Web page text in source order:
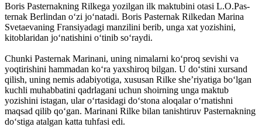
Boris Pasternakning Rilkega yozilgan ilk maktubini otasi L.O.Pas-
ternak Berlindan o‘zi jo‘natadi. Boris Pasternak Rilkedan Marina
Svetaevaning Fransiyadagi manzilini berib, unga xat yozishini,
kitoblaridan jo‘natishini o‘tinib so‘raydi.
Chunki Pasternak Marinani, uning nimalarni ko‘proq sevishi va
yoqtirishini hammadan ko‘ra yaxshiroq bilgan. U do‘stini xursand
qilish, uning nemis adabiyotiga, xususan Rilke she’riyatiga bo‘lgan
kuchli muhabbatini qadrlagani uchun shoirning unga maktub
yozishini istagan, ular o‘rtasidagi do‘stona aloqalar o‘rnatishni
maqsad qilib qo‘gan. Marinani Rilke bilan tanishtiruv Pasternakning
do‘stiga atalgan katta tuhfasi edi.